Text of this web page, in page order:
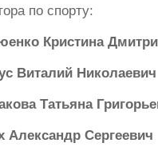
по спорту:
Кристина
Виталий Николаевич
Татьяна
Александр Сергеевич